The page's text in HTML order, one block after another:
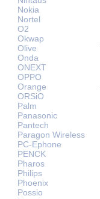
Nokia
Nortel
O2
Okwap
Olive
Onda
ONEXT
OPPO
Orange
ORSiO
Palm
Panasonic
Pantech
Paragon Wireless
PC-Ephone
PENCK
Pharos
Philips
Phoenix
Possio